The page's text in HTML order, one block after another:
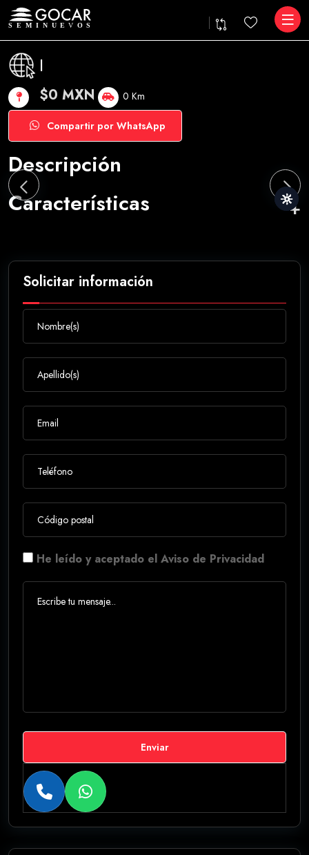
|
$0 MXN 0 Km
Compartir por WhatsApp
Descripción
Características
Solicitar información
He leído y aceptado el Aviso de Privacidad
Enviar